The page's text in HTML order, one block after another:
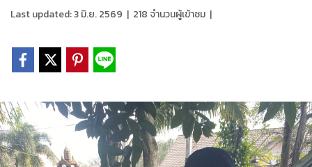
Last updated: 3 มิ.ย. 2569 | 218 จำนวนผู้เข้าชม |